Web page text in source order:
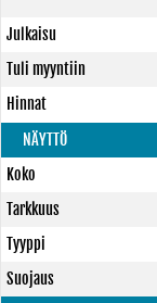
Julkaisu
Tuli myyntiin
Hinnat
NÄYTTÖ
Koko
Tarkkuus
Tyyppi
Suojaus